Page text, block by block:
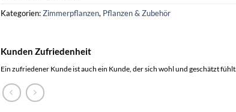
Kategorien:Zimmerpflanzen, Pflanzen & Zubehör
Kunden Zufriedenheit
Ein zufriedener Kunde ist auch ein Kunde, der sich wohl und geschätzt fühlt.